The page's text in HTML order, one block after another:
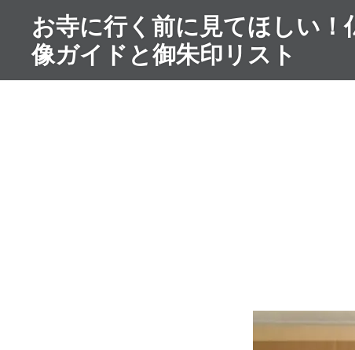
お寺に行く前に見てほしい！
像ガイドと御朱印リスト